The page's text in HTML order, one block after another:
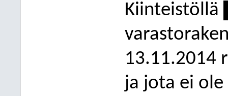
Kiinteistöllä
13.11.2014
ja jota ei